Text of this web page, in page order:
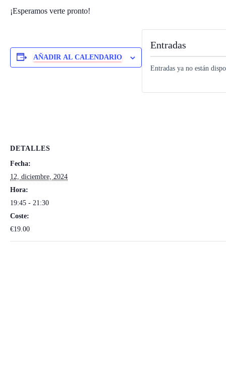
¡Esperamos verte pronto!
AÑADIR AL CALENDARIO
DETALLES
Fecha:
12, diciembre, 2024
Hora:
19:45 - 21:30
Coste:
€19.00
Entradas
Entradas ya no están